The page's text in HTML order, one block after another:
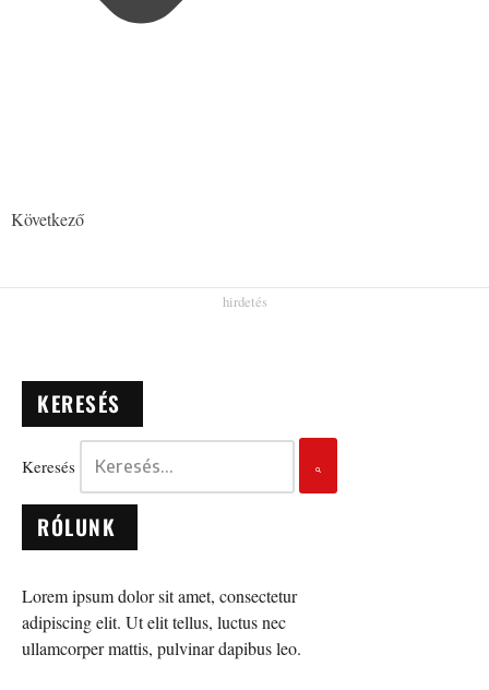
Következő
KERESÉS
Keresés
RÓLUNK
Lorem ipsum dolor sit amet, consectetur
adipiscing elit. Ut elit tellus, luctus nec
ullamcorper mattis, pulvinar dapibus leo.